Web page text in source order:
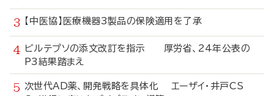
【中医協】医療機器3製品の保険適用を了承
ビルテプソの添文改訂を指示 厚労省、24年公表の
P3結果踏まえ
次世代AD薬、開発戦略を具体化 エーザイ・井戸CS